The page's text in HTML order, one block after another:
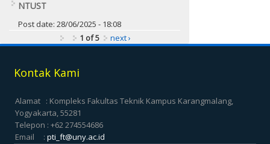
NTUST
Post date: 28/06/2025 - 18:08
1 of 5
next ›
Kontak Kami
Alamat : Kompleks Fakultas Teknik Kampus Karangmalang,
Yogyakarta, 55281
Telepon : +62 274554686
Email :pti_ft@uny.ac.id